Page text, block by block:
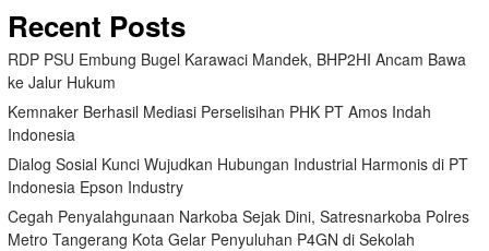
Recent Posts
RDP PSU Embung Bugel Karawaci Mandek, BHP2HI Ancam Bawa
ke Jalur Hukum
Kemnaker Berhasil Mediasi Perselisihan PHK PT Amos Indah
Indonesia
Dialog Sosial Kunci Wujudkan Hubungan Industrial Harmonis di PT
Indonesia Epson Industry
Cegah Penyalahgunaan Narkoba Sejak Dini, Satresnarkoba Polres
Metro Tangerang Kota Gelar Penyuluhan P4GN di Sekolah